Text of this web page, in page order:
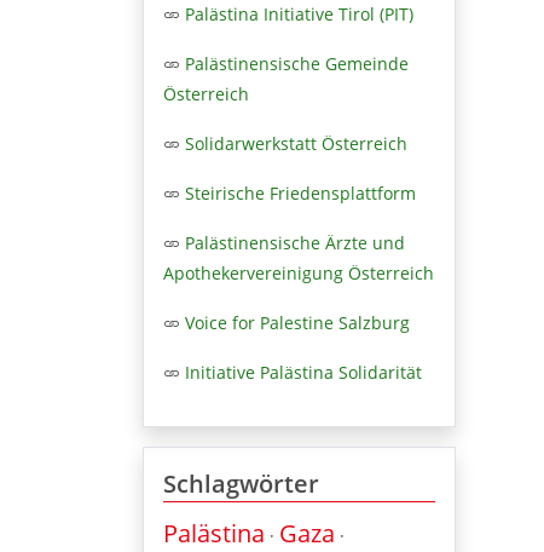
Palästina Initiative Tirol (PIT)
Palästinensische Gemeinde
Österreich
Solidarwerkstatt Österreich
Steirische Friedensplattform
Palästinensische Ärzte und
Apothekervereinigung Österreich
Voice for Palestine Salzburg
Initiative Palästina Solidarität
Schlagwörter
Palästina · Gaza ·